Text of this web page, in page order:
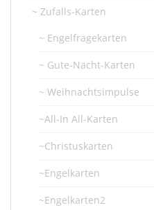
~ Zufalls-Karten
~ Engelfragekarten
~ Gute-Nacht-Karten
~ Weihnachtsimpulse
~All-In All-Karten
~Christuskarten
~Engelkarten
~Engelkarten2